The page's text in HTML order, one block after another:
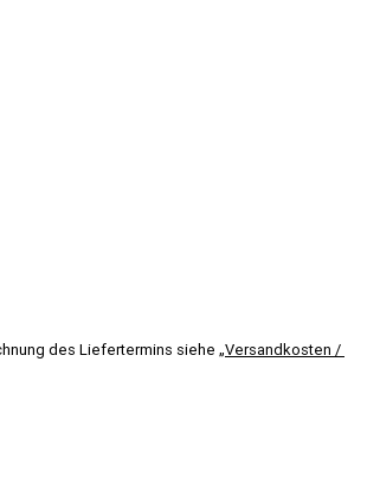
des Liefertermins siehe „Versandkosten /